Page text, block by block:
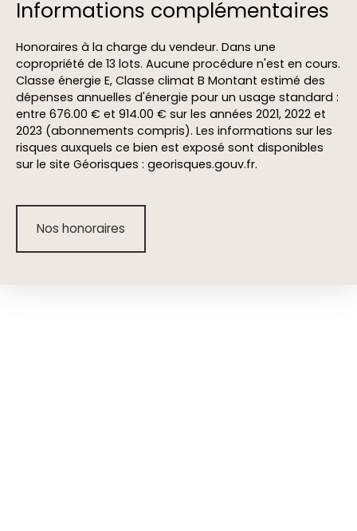
Informations complémentaires
Honoraires à la charge du vendeur. Dans une
copropriété de 13 lots. Aucune procédure n'est en cours.
Classe énergie E, Classe climat B Montant estimé des
dépenses annuelles d'énergie pour un usage standard :
entre 676.00 € et 914.00 € sur les années 2021, 2022 et
2023 (abonnements compris). Les informations sur les
risques auxquels ce bien est exposé sont disponibles
sur le site Géorisques : georisques.gouv.fr.
Nos honoraires